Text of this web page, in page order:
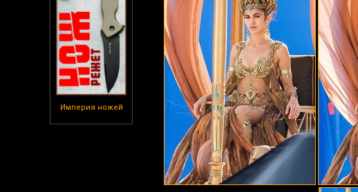
Империя ножей